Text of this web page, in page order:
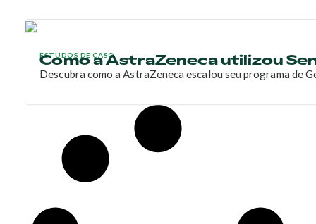
ESTUDOS DE CASO
Como a AstraZeneca utilizou
Descubra como a AstraZeneca escalou seu programa de